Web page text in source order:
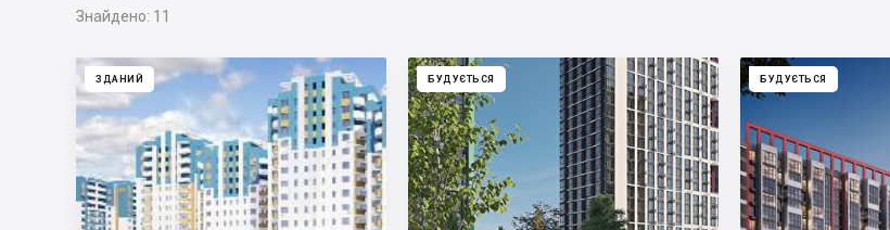
Знайдено: 11
ЗДАНИЙ БУДУЄТЬСЯ БУДУЄТЬСЯ